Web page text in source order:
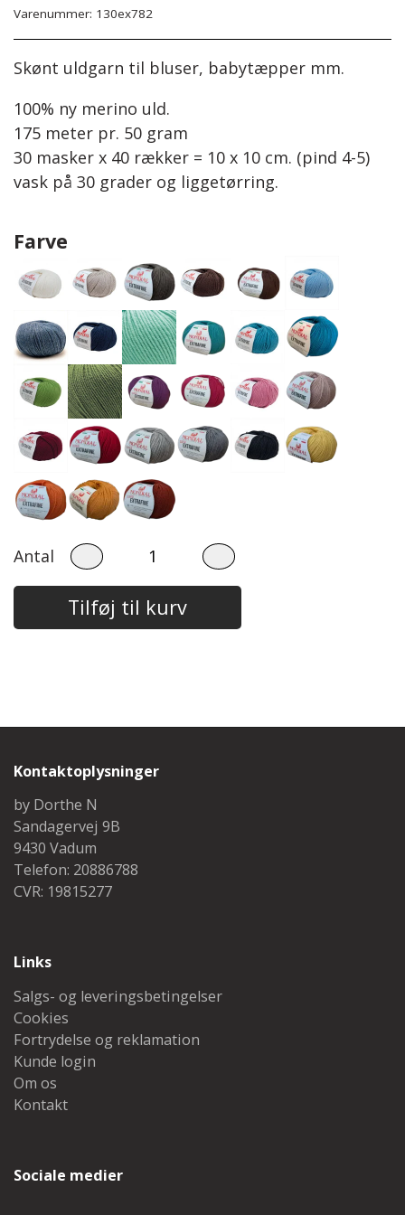
Easy Care
Børn
Steinbach Pinde
Tilbehør
Garnskåle
Projektposer
Projektposer
Selskabstasker
Varenummer: 130ex782
Skønt uldgarn til bluser, babytæpper mm.
100% ny merino uld.
175 meter pr. 50 gram
30 masker x 40 rækker = 10 x 10 cm. (pind 4-5)
vask på 30 grader og liggetørring.
Farve
Antal
Tilføj til kurv
Kontaktoplysninger
by Dorthe N
Sandagervej 9B
9430 Vadum
Telefon: 20886788
CVR: 19815277
Links
Salgs- og leveringsbetingelser
Cookies
Fortrydelse og reklamation
Kunde login
Om os
Kontakt
Sociale medier